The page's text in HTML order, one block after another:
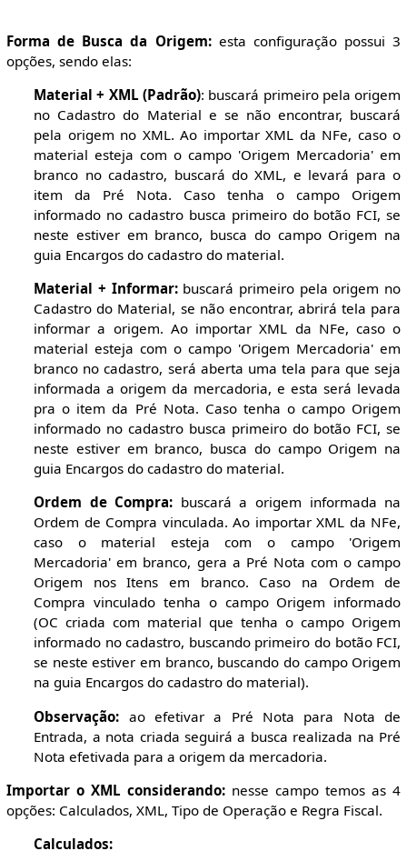
Forma de Busca da Origem:esta configuração possui 3
opções, sendo elas:
Material + XML (Padrão): buscará primeiro pela origem
no Cadastro do Material e se não encontrar, buscará
pela origem no XML. Ao importar XML da NFe, caso o
material esteja com o campo 'Origem Mercadoria' em
branco no cadastro, buscará do XML, e levará para o
item da Pré Nota. Caso tenha o campo Origem
informado no cadastro busca primeiro do botão FCI, se
neste estiver em branco, busca do campo Origem na
guia Encargos do cadastro do material.
Material + Informar:buscará primeiro pela origem no
Cadastro do Material, se não encontrar, abrirá tela para
informar a origem. Ao importar XML da NFe, caso o
material esteja com o campo 'Origem Mercadoria' em
branco no cadastro, será aberta uma tela para que seja
informada a origem da mercadoria, e esta será levada
pra o item da Pré Nota. Caso tenha o campo Origem
informado no cadastro busca primeiro do botão FCI, se
neste estiver em branco, busca do campo Origem na
guia Encargos do cadastro do material.
Ordem de Compra: buscará a origem informada na
Ordem de Compra vinculada. Ao importar XML da NFe,
caso o material esteja com o campo 'Origem
Mercadoria' em branco, gera a Pré Nota com o campo
Origem nos Itens em branco. Caso na Ordem de
Compra vinculado tenha o campo Origem informado
(OC criada com material que tenha o campo Origem
informado no cadastro, buscando primeiro do botão FCI,
se neste estiver em branco, buscando do campo Origem
na guia Encargos do cadastro do material).
Observação: ao efetivar a Pré Nota para Nota de
Entrada, a nota criada seguirá a busca realizada na Pré
Nota efetivada para a origem da mercadoria.
Importar o XML considerando:nesse campo temos as 4
opções: Calculados, XML, Tipo de Operação e Regra Fiscal.
Calculados: